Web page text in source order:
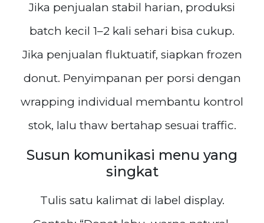
Jika penjualan stabil harian, produksi
batch kecil 1–2 kali sehari bisa cukup.
Jika penjualan fluktuatif, siapkan frozen
donut. Penyimpanan per porsi dengan
wrapping individual membantu kontrol
stok, lalu thaw bertahap sesuai traffic.
Susun komunikasi menu yang
singkat
Tulis satu kalimat di label display.